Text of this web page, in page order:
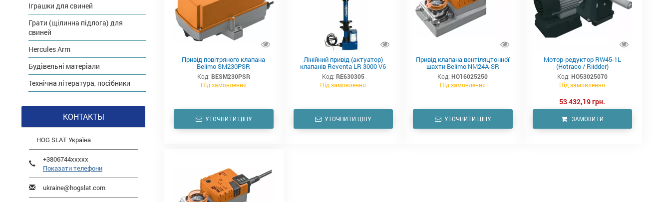
Привід повітряного клапана
Belimo SM230PSR
Код: BESM230PSR
Під замовлення
УТОЧНИТИ ЦІНУ
Лінійний привід (актуатор)
клапанів Reventa LR 3000 V6
Код: RE630305
Під замовлення
УТОЧНИТИ ЦІНУ
Привід клапана вентіляцтонної
шахти Belimo NM24A-SR
Код: HO16025250
Під замовлення
УТОЧНИТИ ЦІНУ
Мотор-редуктор RW45-1L
(Hotraco / Riidder)
Код: HO53025070
Під замовлення
53 432,19 грн.
ЗАМОВИТИ
Іграшки для свиней
Грати (щілинна підлога) для
свиней
Hercules Arm
Будівельні матеріали
Технічна література, посібники
КОНТАКТЫ
HOG SLAT Україна
+3806744xxxxx
Показати телефони
ukraine@hogslat.com